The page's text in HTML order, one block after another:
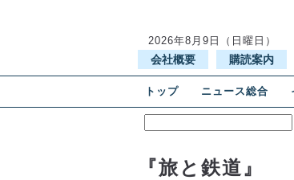
2026年8月9日（日曜日）
会社概要 購読案内
トップ ニュース総合
『旅と鉄道』